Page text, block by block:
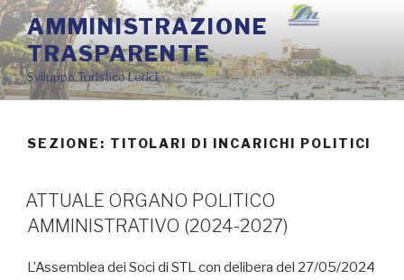
Salta
al
contenuto
AMMINISTRAZIONE
TRASPARENTE
Sviluppo Turistico Lerici
SEZIONE: TITOLARI DI INCARICHI POLITICI
ATTUALE ORGANO POLITICO
AMMINISTRATIVO (2024-2027)
L’Assemblea dei Soci di STL con delibera del 27/05/2024